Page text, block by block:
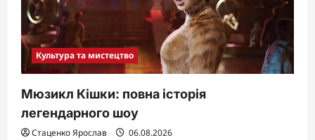
Культура та мистецтво
Мюзикл Кішки: повна історія
легендарного шоу
Стаценко Ярослав 06.08.2026